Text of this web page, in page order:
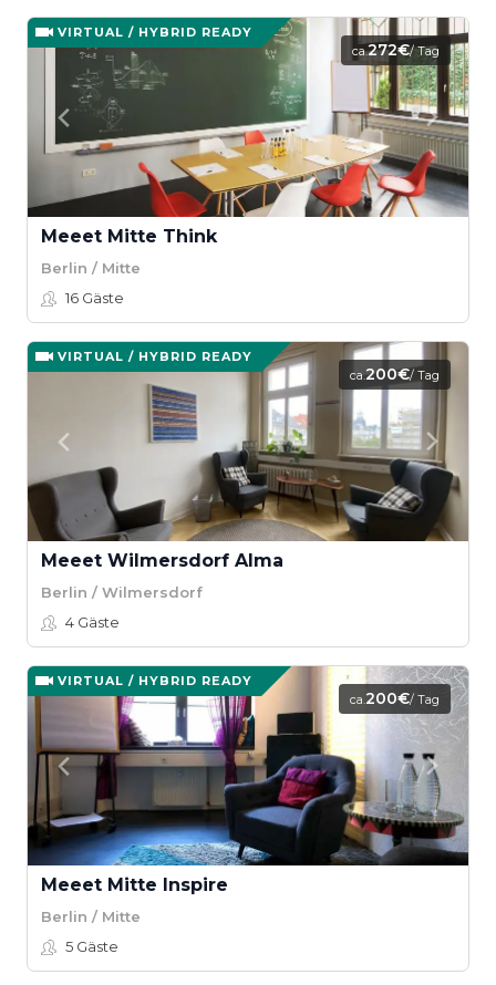
VIRTUAL / HYBRID READY
ca.272€/ Tag
Meeet Mitte Think
Berlin / Mitte
16 Gäste
VIRTUAL / HYBRID READY
ca.200€/ Tag
Meeet Wilmersdorf Alma
Berlin / Wilmersdorf
4 Gäste
VIRTUAL / HYBRID READY
ca.200€/ Tag
Meeet Mitte Inspire
Berlin / Mitte
5 Gäste